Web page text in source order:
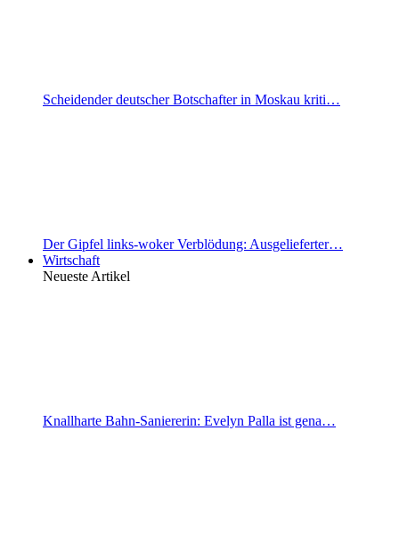
Scheidender deutscher Botschafter in Moskau kriti…
Der Gipfel links-woker Verblödung: Ausgelieferter…
Wirtschaft
Neueste Artikel
Knallharte Bahn-Saniererin: Evelyn Palla ist gena…